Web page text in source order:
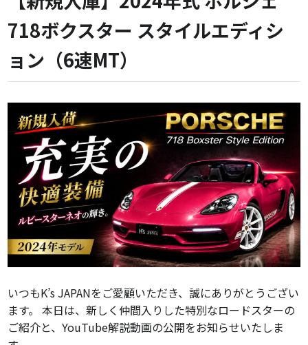
718ボクスター スタイルエディシ
ョン（6速MT）
いつもK’s JAPANをご愛顧いただき、誠にありがとうござい
ます。 本日は、新しく仲間入りした特別なロードスターの
ご紹介と、YouTube解説動画の公開をお知らせいたしま